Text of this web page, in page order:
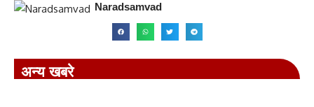
Naradsamvad
अन्य खबरे